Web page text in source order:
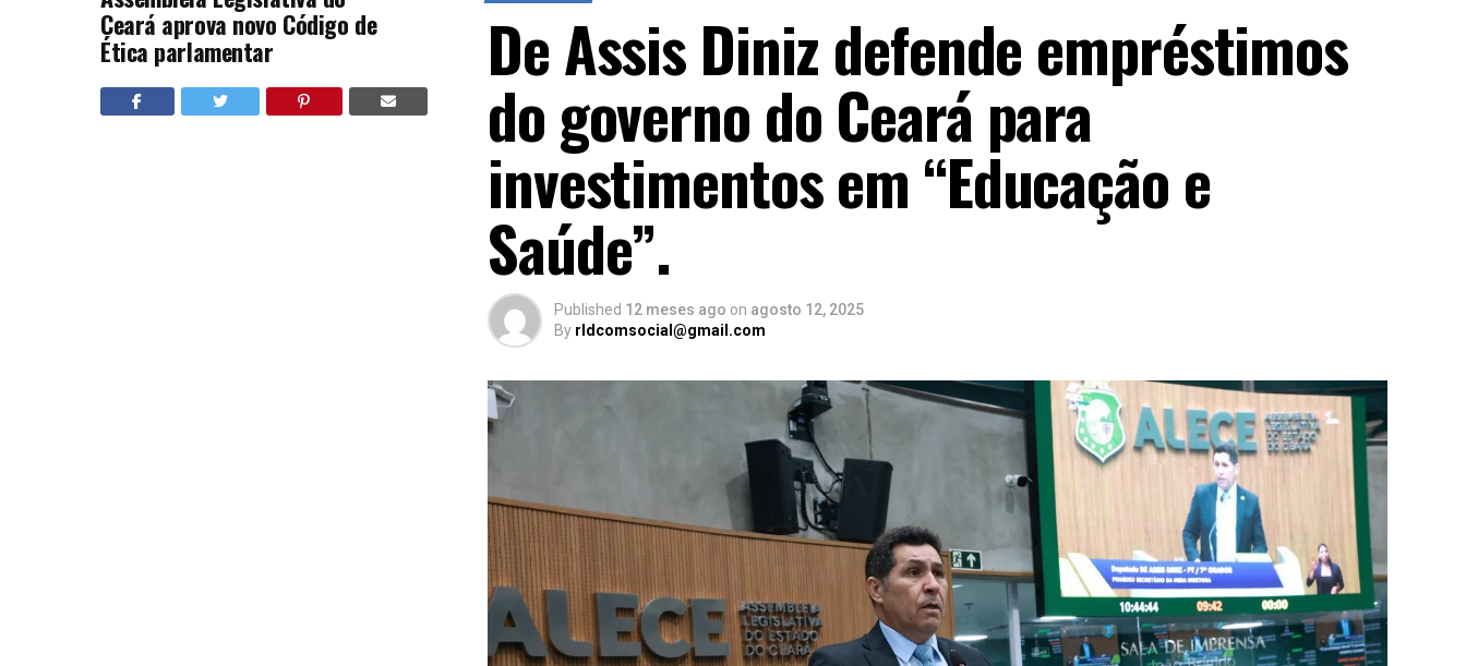
Ceará aprova novo Código de
Ética parlamentar De Assis Diniz defende empréstimos
do governo do Ceará para
investimentos em “Educação e
Saúde”.
Published 12 meses ago on agosto 12, 2025
By rldcomsocial@gmail.com